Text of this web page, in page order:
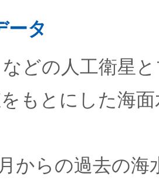
ータ
どの人工衛星
もとにした海
からの過去の海